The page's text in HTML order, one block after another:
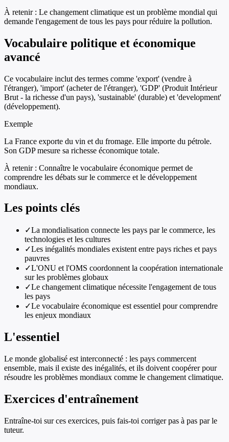
À retenir : Le changement climatique est un problème mondial qui
demande l'engagement de tous les pays pour réduire la pollution.
Vocabulaire politique et économique
avancé
Ce vocabulaire inclut des termes comme 'export' (vendre à
l'étranger), 'import' (acheter de l'étranger), 'GDP' (Produit Intérieur
Brut - la richesse d'un pays), 'sustainable' (durable) et 'development'
(développement).
Exemple
La France exporte du vin et du fromage. Elle importe du pétrole.
Son GDP mesure sa richesse économique totale.
À retenir : Connaître le vocabulaire économique permet de
comprendre les débats sur le commerce et le développement
mondiaux.
Les points clés
✓La mondialisation connecte les pays par le commerce, les
technologies et les cultures
✓Les inégalités mondiales existent entre pays riches et pays
pauvres
✓L'ONU et l'OMS coordonnent la coopération internationale
sur les problèmes globaux
✓Le changement climatique nécessite l'engagement de tous
les pays
✓Le vocabulaire économique est essentiel pour comprendre
les enjeux mondiaux
L'essentiel
Le monde globalisé est interconnecté : les pays commercent
ensemble, mais il existe des inégalités, et ils doivent coopérer pour
résoudre les problèmes mondiaux comme le changement climatique.
Exercices d'entraînement
Entraîne-toi sur ces exercices, puis fais-toi corriger pas à pas par le
tuteur.